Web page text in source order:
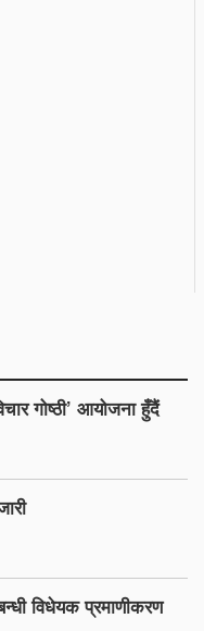
गोष्ठी’ आयोजना हुँदैं
विधेयक प्रमाणीकरण